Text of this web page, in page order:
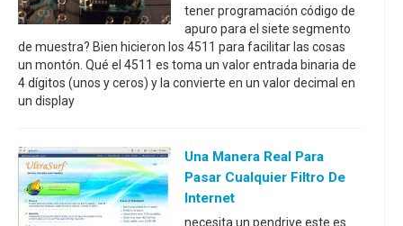
tener programación código de
apuro para el siete segmento
de muestra? Bien hicieron los 4511 para facilitar las cosas
un montón. Qué el 4511 es toma un valor entrada binaria de
4 dígitos (unos y ceros) y la convierte en un valor decimal en
un display
Una Manera Real Para
Pasar Cualquier Filtro De
Internet
necesita un pendrive este es